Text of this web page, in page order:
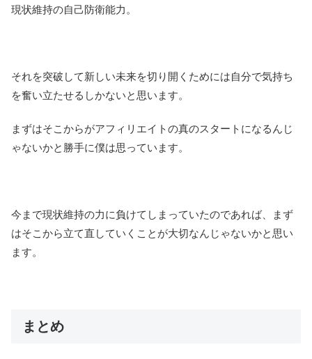
現状維持の自己防衛能力。
それを突破して新しい未来を切り開くためには自分で気持ち
を奮い立たせるしかないと思います。
まずはそこからがアフィリエイトの真のスタートになるんじ
ゃないかと勝手に僕は思っています。
今まで現状維持の力に負けてしまっていたのであれば、まず
はそこから立て直していくことが大切なんじゃないかと思い
ます。
まとめ